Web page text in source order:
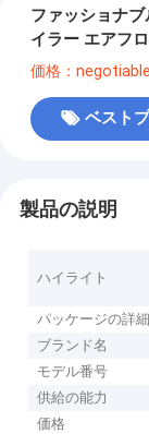
ファッショナ
イラー エアフ
価格：negotiable
ベスト
製品の説明
ハイライト
パッケージの詳細
ブランド名
モデル番号
供給の能力
価格